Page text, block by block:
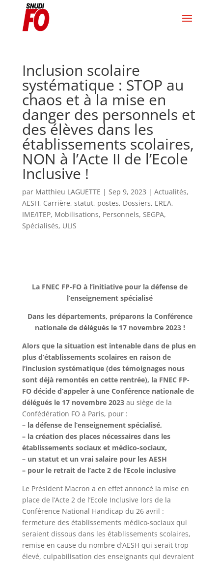
Inclusion scolaire
systématique : STOP au
chaos et à la mise en
danger des personnels et
des élèves dans les
établissements scolaires,
NON à l’Acte II de l’Ecole
Inclusive !
par Matthieu LAGUETTE | Sep 9, 2023 | Actualités,
AESH, Carrière, statut, postes, Dossiers, EREA,
IME/ITEP, Mobilisations, Personnels, SEGPA,
Spécialisés, ULIS
La FNEC FP-FO à l’initiative pour la défense de
l’enseignement spécialisé
Dans les départements, préparons la Conférence
nationale de délégués le 17 novembre 2023 !
Alors que la situation est intenable dans de plus en
plus d’établissements scolaires en raison de
l’inclusion systématique (des témoignages nous
sont déjà remontés en cette rentrée), la FNEC FP-
FO décide d’appeler à une Conférence nationale de
délégués le 17 novembre 2023 au siège de la
Confédération FO à Paris, pour :
– la défense de l’enseignement spécialisé,
– la création des places nécessaires dans les
établissements sociaux et médico-sociaux,
– un statut et un vrai salaire pour les AESH
– pour le retrait de l’acte 2 de l’Ecole inclusive
Le Président Macron a en effet annoncé la mise en
place de l’Acte 2 de l’Ecole Inclusive lors de la
Conférence National Handicap du 26 avril :
fermeture des établissements médico-sociaux qui
seraient dissous dans les établissements scolaires,
remise en cause du nombre d’AESH qui serait trop
élevé, culpabilisation des enseignants qui devraient